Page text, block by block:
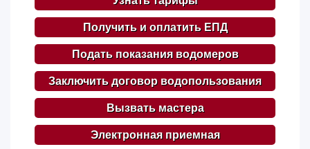
Получить и оплатить ЕПД
Подать показания водомеров
Заключить договор водопользования
Вызвать мастера
Электронная приемная